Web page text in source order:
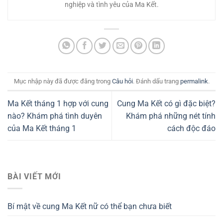
nghiệp và tình yêu của Ma Kết.
Mục nhập này đã được đăng trong Câu hỏi. Đánh dấu trang permalink.
Ma Kết tháng 1 hợp với cung
nào? Khám phá tình duyên
của Ma Kết tháng 1
Cung Ma Kết có gì đặc biệt?
Khám phá những nét tính
cách độc đáo
BÀI VIẾT MỚI
Bí mật về cung Ma Kết nữ có thể bạn chưa biết